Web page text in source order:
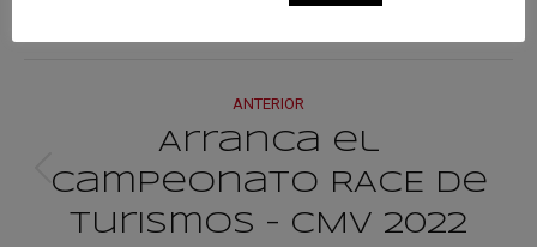
Navegación
entre
ANTERIOR
Publicación
anterior:
Arranca el
Campeonato RACE de
Turismos – CMV 2022